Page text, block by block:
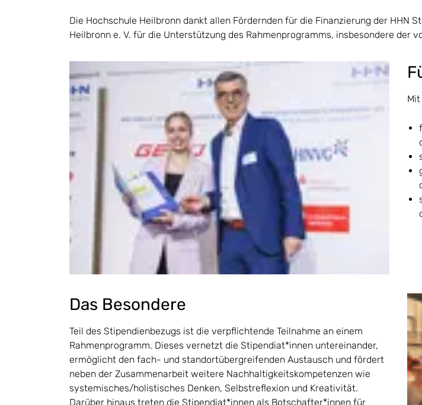
Die Hochschule Heilbronn dankt allen Fördernden für die Finanzierung der HHN
Heilbronn e. V. für die Unterstützung des Rahmenprogramms, insbesondere der
Mit
Das Besondere
Teil des Stipendienbezugs ist die verpflichtende Teilnahme an einem
Rahmenprogramm. Dieses vernetzt die Stipendiat*innen untereinander,
ermöglicht den fach- und standortübergreifenden Austausch und fördert
neben der Zusammenarbeit weitere Nachhaltigkeitskompetenzen wie
systemisches/holistisches Denken, Selbstreflexion und Kreativität.
Darüber hinaus treten die Stipendiat*innen als Botschafter*innen für